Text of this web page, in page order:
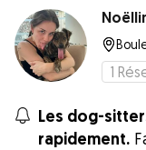
1
Les dog-
rapidement.